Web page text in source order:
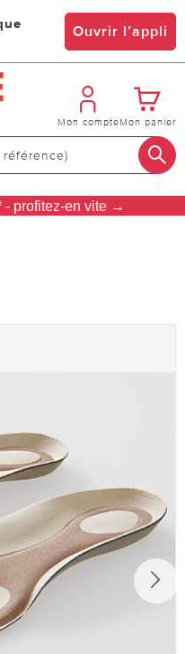
Ouvrir l’appli
Mon compteMon panier
- profitez-en vite →